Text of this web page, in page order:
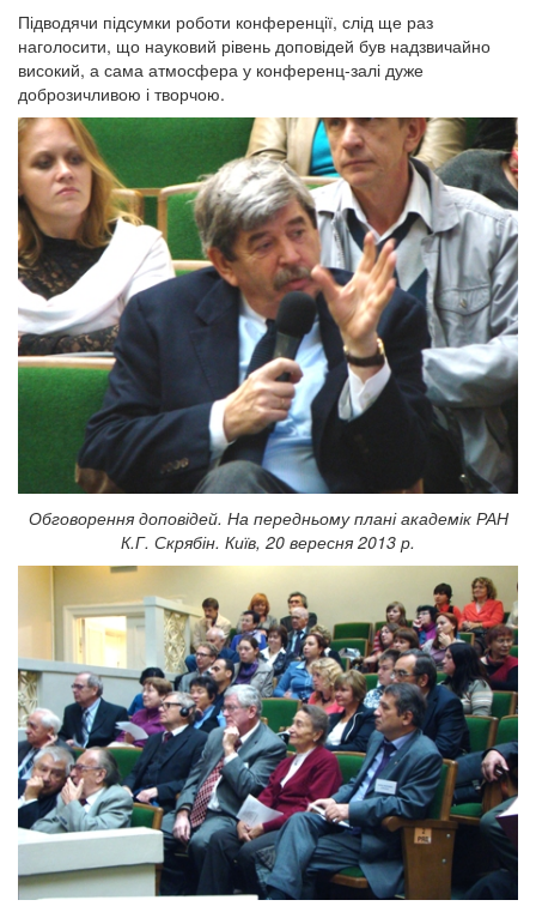
Підводячи підсумки роботи конференції, слід ще раз
наголосити, що науковий рівень доповідей був надзвичайно
високий, а сама атмосфера у конференц-залі дуже
доброзичливою і творчою.
Обговорення доповідей. На передньому плані академік РАН
К.Г. Скрябін. Київ, 20 вересня 2013 р.